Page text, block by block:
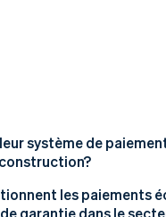
système de
les paiements